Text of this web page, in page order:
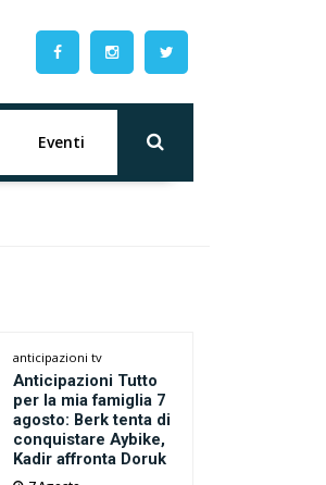
Eventi
anticipazioni tv
Anticipazioni Tutto
per la mia famiglia 7
agosto: Berk tenta di
conquistare Aybike,
Kadir affronta Doruk